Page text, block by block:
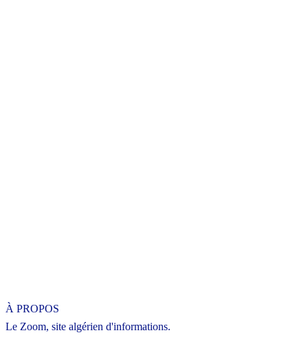
À PROPOS
Le Zoom, site algérien d'informations.